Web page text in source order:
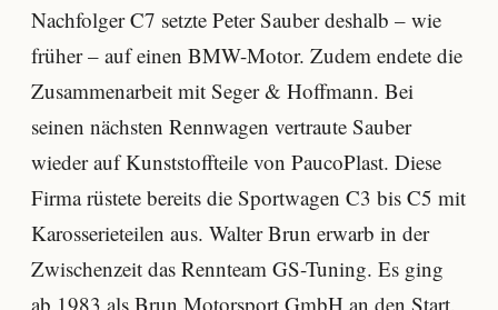
Nachfolger C7 setzte Peter Sauber deshalb – wie
früher – auf einen BMW-Motor. Zudem endete die
Zusammenarbeit mit Seger & Hoffmann. Bei
seinen nächsten Rennwagen vertraute Sauber
wieder auf Kunststoffteile von PaucoPlast. Diese
Firma rüstete bereits die Sportwagen C3 bis C5 mit
Karosserieteilen aus. Walter Brun erwarb in der
Zwischenzeit das Rennteam GS-Tuning. Es ging
ab 1983 als Brun Motorsport GmbH an den Start.